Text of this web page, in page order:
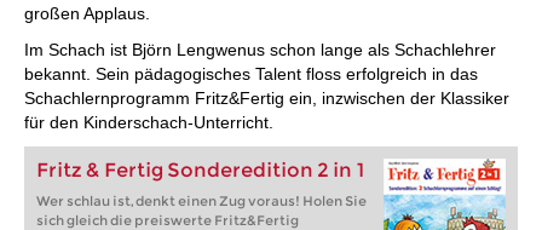
großen Applaus.
Im Schach ist Björn Lengwenus schon lange als Schachlehrer
bekannt. Sein pädagogisches Talent floss erfolgreich in das
Schachlernprogramm Fritz&Fertig ein, inzwischen der Klassiker
für den Kinderschach-Unterricht.
Fritz & Fertig Sonderedition 2 in 1
Wer schlau ist, denkt einen Zug voraus! Holen Sie
sich gleich die preiswerte Fritz&Fertig